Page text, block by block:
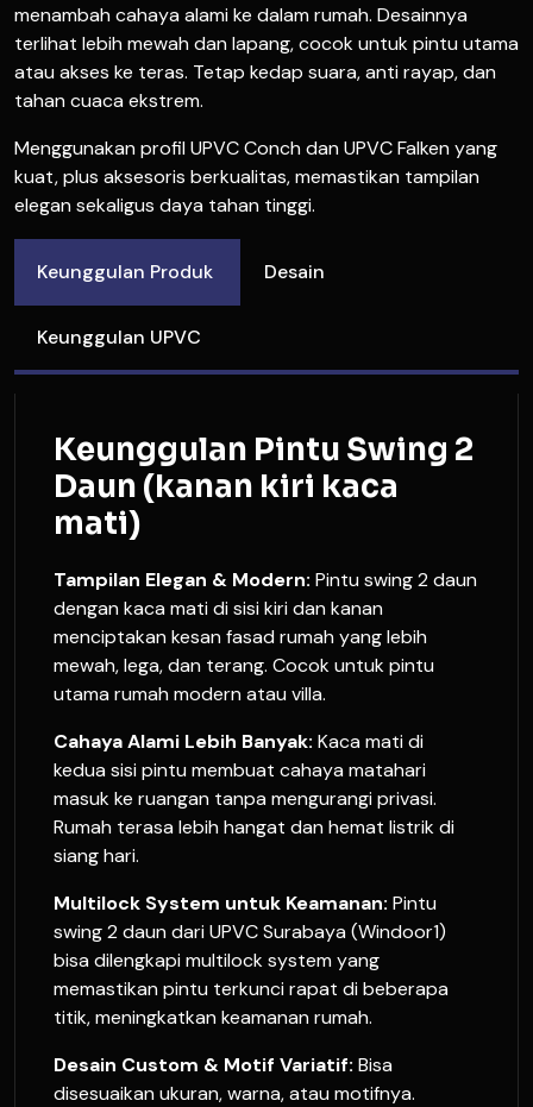
menambah cahaya alami ke dalam rumah. Desainnya
terlihat lebih mewah dan lapang, cocok untuk pintu utama
atau akses ke teras. Tetap kedap suara, anti rayap, dan
tahan cuaca ekstrem.
Menggunakan profil UPVC Conch dan UPVC Falken yang
kuat, plus aksesoris berkualitas, memastikan tampilan
elegan sekaligus daya tahan tinggi.
Keunggulan Produk Desain
Keunggulan UPVC
Keunggulan Pintu Swing 2
Daun (kanan kiri kaca
mati)
Tampilan Elegan & Modern: Pintu swing 2 daun
dengan kaca mati di sisi kiri dan kanan
menciptakan kesan fasad rumah yang lebih
mewah, lega, dan terang. Cocok untuk pintu
utama rumah modern atau villa.
Cahaya Alami Lebih Banyak: Kaca mati di
kedua sisi pintu membuat cahaya matahari
masuk ke ruangan tanpa mengurangi privasi.
Rumah terasa lebih hangat dan hemat listrik di
siang hari.
Multilock System untuk Keamanan: Pintu
swing 2 daun dari UPVC Surabaya (Windoor1)
bisa dilengkapi multilock system yang
memastikan pintu terkunci rapat di beberapa
titik, meningkatkan keamanan rumah.
Desain Custom & Motif Variatif: Bisa
disesuaikan ukuran, warna, atau motifnya.